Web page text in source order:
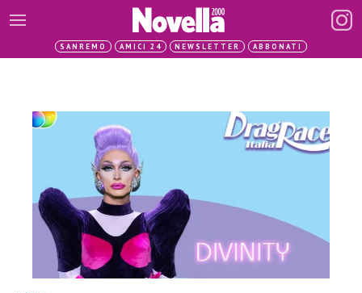
SANREMO AMICI 24 NEWSLETTER ABBONATI